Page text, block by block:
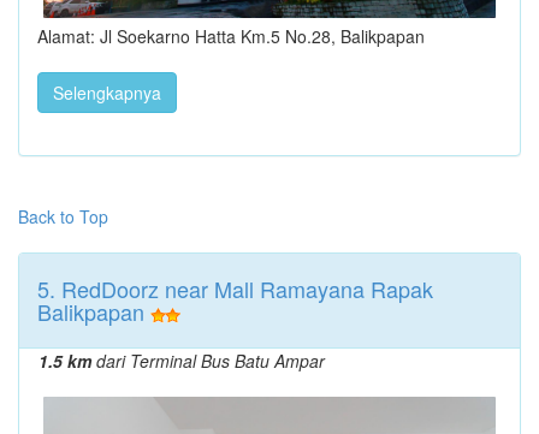
Alamat: Jl Soekarno Hatta Km.5 No.28, Balikpapan
Selengkapnya
Back to Top
5. RedDoorz near Mall Ramayana Rapak
Balikpapan
1.5 kmdari Terminal Bus Batu Ampar